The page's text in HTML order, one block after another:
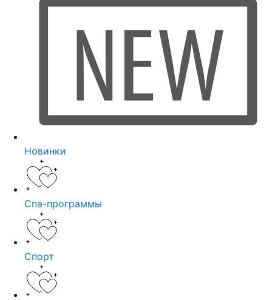
Новинки
Спа-программы
Спорт